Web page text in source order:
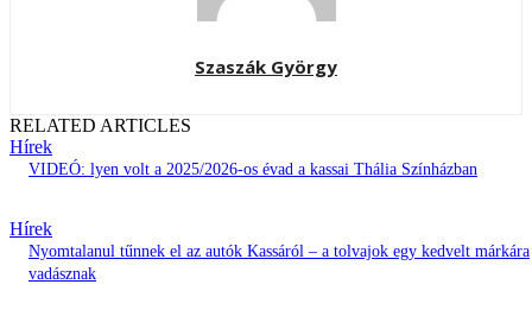
Szaszák György
RELATED ARTICLES
Hírek
VIDEÓ: lyen volt a 2025/2026-os évad a kassai Thália Színházban
Hírek
Nyomtalanul tűnnek el az autók Kassáról – a tolvajok egy kedvelt márkára
vadásznak